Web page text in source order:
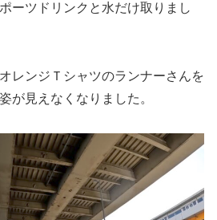
ーツドリンクと水だけ取りまし
レンジＴシャツのランナーさんを
が見えなくなりました。